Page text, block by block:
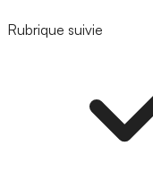
Rubrique suivie